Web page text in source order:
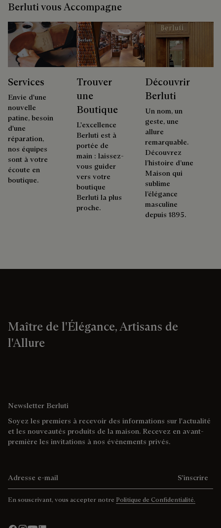
Berluti vous Accompagne
Services
Envie d'une
nouvelle
patine, besoin
d'une
réparation,
nos équipes
sont à votre
écoute en
boutique.
Trouver
une
Boutique
L'excellence
Berluti est à
portée de
main : laissez-
vous guider
vers votre
boutique
Berluti la plus
proche.
Découvrir
Berluti
Un nom, un
geste, une
allure
remarquable.
Découvrez
l’histoire d’une
Maison qui
sublime
l’élégance
masculine
depuis 1895.
Maître de l'Élégance, Artisans de
l'Allure
Newsletter Berluti
Soyez les premiers à recevoir des informations sur l'actualité
et les nouveautés produits de la maison. Recevez en avant-
première les invitations à nos évènements privés.
S'inscrire
En souscrivant, vous accepter notre Politique de Confidentialité.